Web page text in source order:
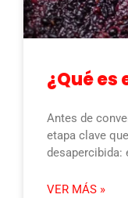
¿Qué es
Antes de
etapa clave
desapercibida:
VER MÁS »